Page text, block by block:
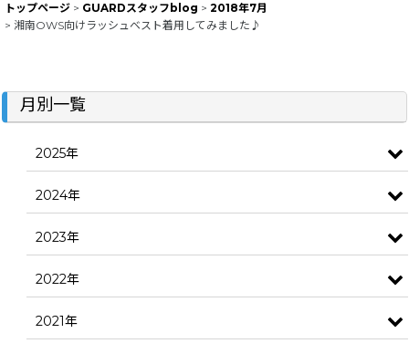
トップページ > GUARDスタッフblog > 2018年7月
> 湘南OWS向けラッシュベスト着用してみました♪
月別一覧
2025年
2024年
2023年
2022年
2021年